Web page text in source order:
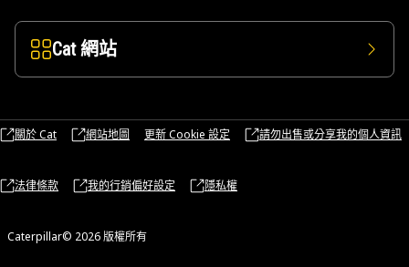
Cat 網站
關於 Cat 網站地圖 更新 Cookie 設定 請勿出售或分享我的個人資訊
法律條款 我的行銷偏好設定 隱私權
Caterpillar© 2026 版權所有